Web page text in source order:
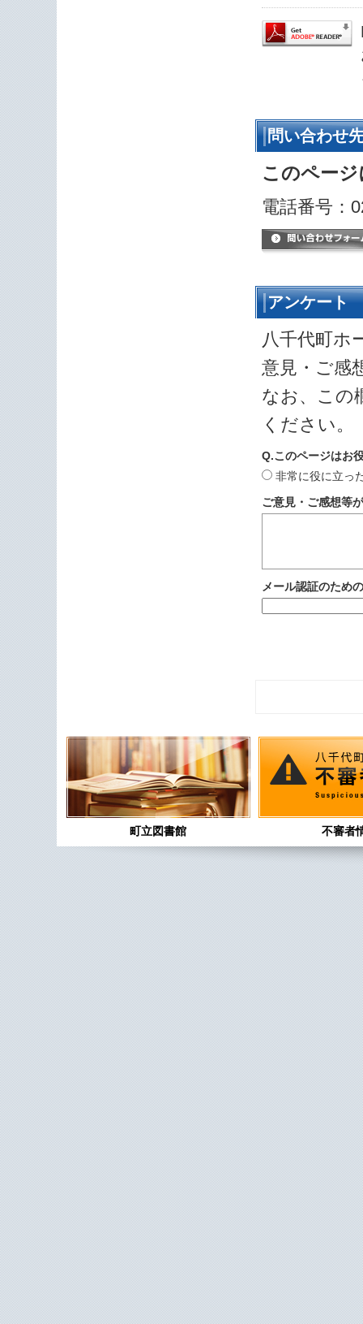
問い合わせ
このペー
電話番号：
アンケート
八千代町ホ
意見・ご感
なお、この
ください。
Q.このページはお
非常に役に立っ
ご意見・ご感想等
メール認証のため
町立図書館 不審者